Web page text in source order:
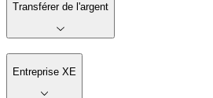
Transférer de l'argent
Entreprise XE